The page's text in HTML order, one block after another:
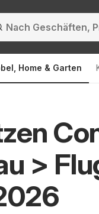
Home & Garten
>